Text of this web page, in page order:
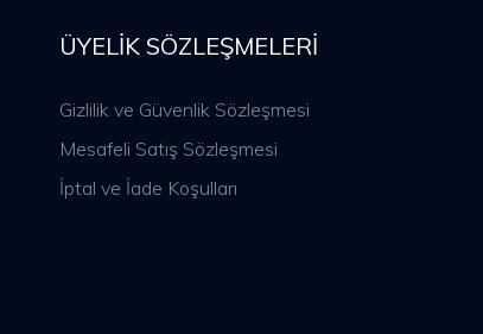
ÜYELIK SÖZLEŞMELERI
Gizlilik ve Güvenlik Sözleşmesi
Mesafeli Satış Sözleşmesi
İptal ve İade Koşulları